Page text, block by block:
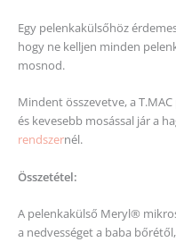
Egy pelenkakülsőhöz
hogy ne kelljen minden
mosnod.
Mindent összevetve, a
és kevesebb mosással jár a
rendszernél.
Összetétel:
A pelenkakülső Meryl®
a nedvességet a baba